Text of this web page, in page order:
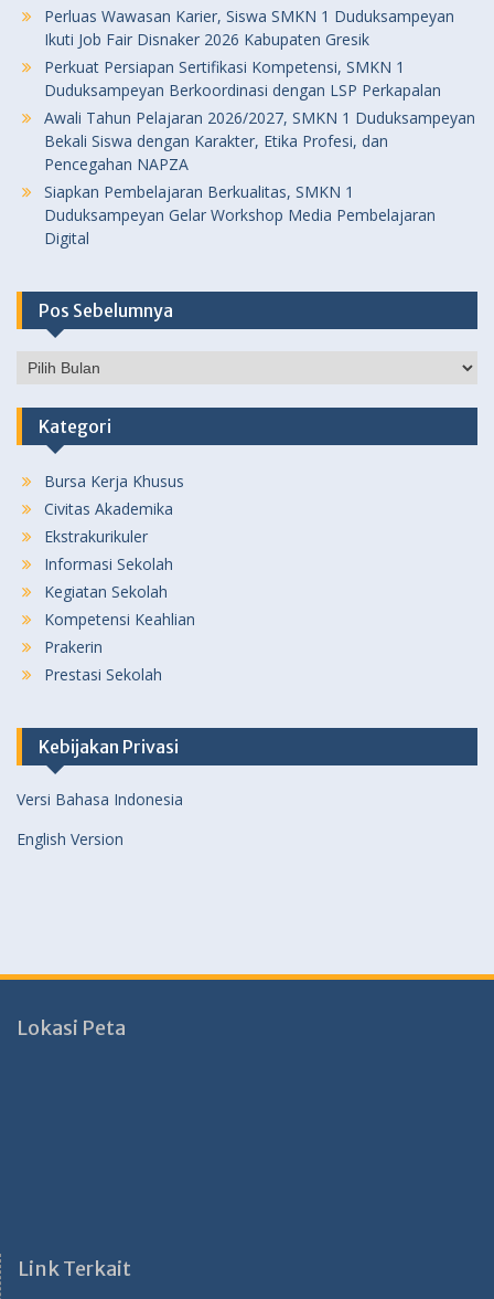
Perluas Wawasan Karier, Siswa SMKN 1 Duduksampeyan
Ikuti Job Fair Disnaker 2026 Kabupaten Gresik
Perkuat Persiapan Sertifikasi Kompetensi, SMKN 1
Duduksampeyan Berkoordinasi dengan LSP Perkapalan
Awali Tahun Pelajaran 2026/2027, SMKN 1 Duduksampeyan
Bekali Siswa dengan Karakter, Etika Profesi, dan
Pencegahan NAPZA
Siapkan Pembelajaran Berkualitas, SMKN 1
Duduksampeyan Gelar Workshop Media Pembelajaran
Digital
Pos Sebelumnya
Pos
Kategori
Bursa Kerja Khusus
Civitas Akademika
Ekstrakurikuler
Informasi Sekolah
Kegiatan Sekolah
Kompetensi Keahlian
Prakerin
Prestasi Sekolah
Kebijakan Privasi
Versi Bahasa Indonesia
English Version
Lokasi Peta
Link Terkait